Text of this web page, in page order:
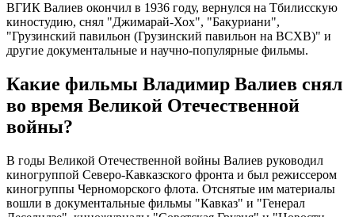
ВГИК Валиев окончил в 1936 году, вернулся на Тбилисскую
киностудию, снял "Джимарай-Хох", "Бакуриани",
"Грузинский павильон (Грузинский павильон на ВСХВ)" и
другие документальные и научно-популярные фильмы.
Какие фильмы Владимир Валиев снял
во время Великой Отечественной
войны?
В годы Великой Отечественной войны Валиев руководил
киногруппой Северо-Кавказского фронта и был режиссером
киногруппы Черноморского флота. Отснятые им материалы
вошли в документальные фильмы "Кавказ" и "Генерал